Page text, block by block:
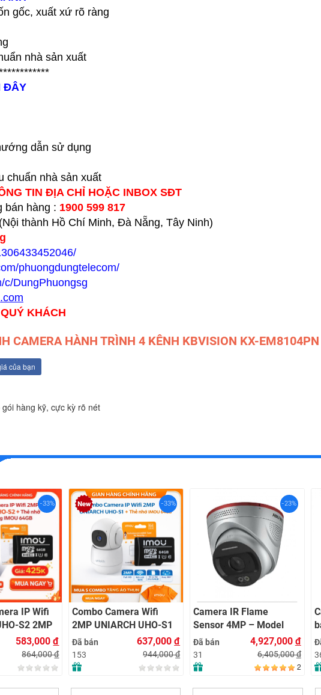
gốc, xuất xứ rõ ràng
nhà sản xuất
ĐÂY
dẫn sử dụng
chuẩn nhà sản xuất
TIN ĐỊA CHỈ HOẶC INBOX SĐT
bán hàng : 1900 599 817
thành Hồ Chí Minh, Đà Nẵng, Tây Ninh)
phuongdungtelecom/
c/DungPhuongsg
KHÁCH
CAMERA HÀNH TRÌNH 4 KÊNH KBVISION KX-EM8104PN
của bạn
hàng kỹ, cực kỳ rõ nét
-33%
IP Wifi
S2 2MP
IMOU
Nhà &
583,000đ
864,000đ
-33%
Combo Camera Wifi
2MP UNIARCH UHO-S1
+ Thẻ Nhớ IMOU 64GB |
Quan Sát 24/7 | Chính
Hãng
Đã bán
153
637,000đ
944,000đ
-23%
Camera IR Flame
Sensor 4MP – Model
HF-VR 343
Đã bán
31
4,927,000 đ
6,405,000đ
2